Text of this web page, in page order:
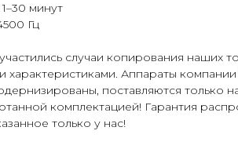
минут
Гц
случаи копирования наших
характеристиками. Аппараты
поставляются только
комплектацией! Гарантия
только у нас!